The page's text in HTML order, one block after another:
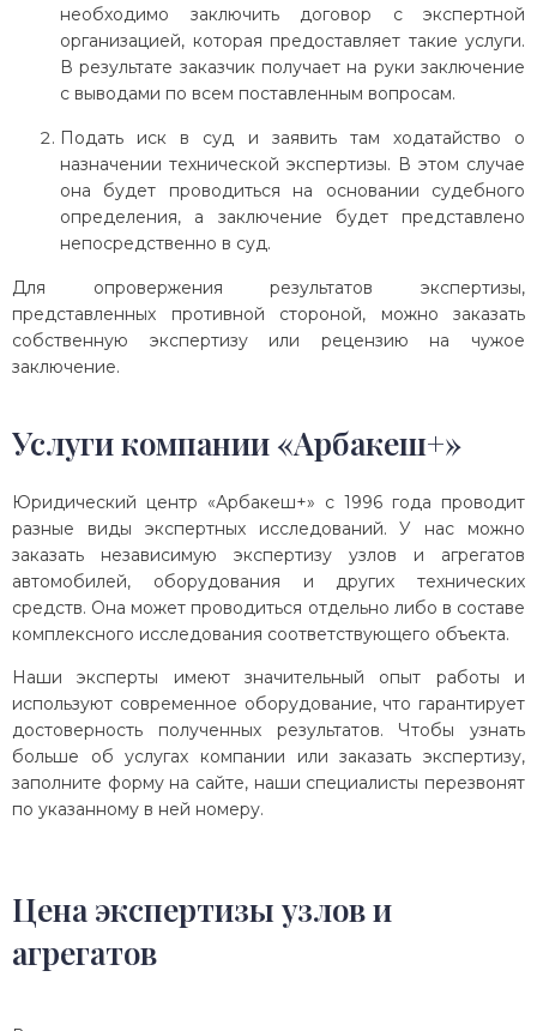
необходимо заключить договор с экспертной
организацией, которая предоставляет такие услуги.
В результате заказчик получает на руки заключение
с выводами по всем поставленным вопросам.
Подать иск в суд и заявить там ходатайство о
назначении технической экспертизы. В этом случае
она будет проводиться на основании судебного
определения, а заключение будет представлено
непосредственно в суд.
Для опровержения результатов экспертизы,
представленных противной стороной, можно заказать
собственную экспертизу или рецензию на чужое
заключение.
Услуги компании «Арбакеш+»
Юридический центр «Арбакеш+» с 1996 года проводит
разные виды экспертных исследований. У нас можно
заказать независимую экспертизу узлов и агрегатов
автомобилей, оборудования и других технических
средств. Она может проводиться отдельно либо в составе
комплексного исследования соответствующего объекта.
Наши эксперты имеют значительный опыт работы и
используют современное оборудование, что гарантирует
достоверность полученных результатов. Чтобы узнать
больше об услугах компании или заказать экспертизу,
заполните форму на сайте, наши специалисты перезвонят
по указанному в ней номеру.
Цена экспертизы узлов и
агрегатов